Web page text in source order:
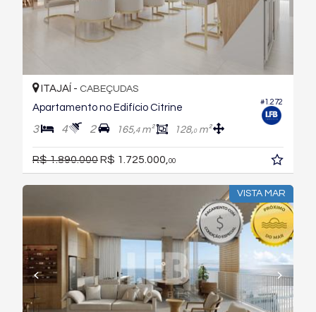
#1.272
ITAJAÍ - CABEÇUDAS
Apartamento no Edifício Citrine
3 4 2 165,4m² 128,0m²
R$ 1.890.000R$ 1.725.000, 00
VISTA MAR